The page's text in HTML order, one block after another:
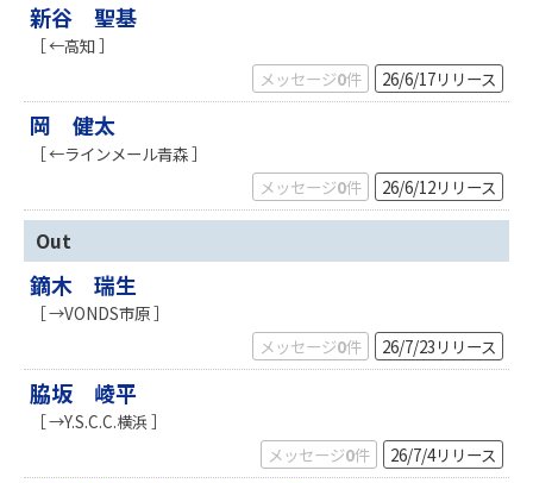
新谷 聖基
［ ←高知 ］
メッセージ0件 26/6/17リリース
岡 健太
［ ←ラインメール青森 ］
メッセージ0件 26/6/12リリース
Out
鏑木 瑞生
［ →VONDS市原 ］
メッセージ0件 26/7/23 リリース
脇坂 崚平
［ →Y.S.C.C.横浜 ］
メッセージ0件 26/7/4リリース